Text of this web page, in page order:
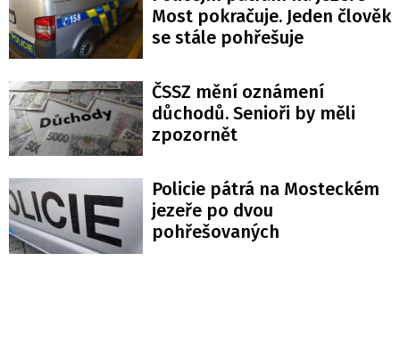
Most pokračuje. Jeden člověk
se stále pohřešuje
ČSSZ mění oznámení
důchodů. Senioři by měli
zpozornět
Policie pátrá na Mosteckém
jezeře po dvou
pohřešovaných